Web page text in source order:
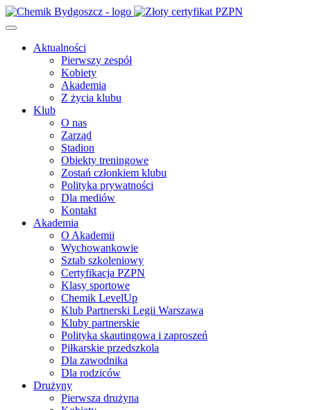
Aktualności
Pierwszy zespół
Kobiety
Akademia
Z życia klubu
Klub
O nas
Zarząd
Stadion
Obiekty treningowe
Zostań członkiem klubu
Polityka prywatności
Dla mediów
Kontakt
Akademia
O Akademii
Wychowankowie
Sztab szkoleniowy
Certyfikacja PZPN
Klasy sportowe
Chemik LevelUp
Klub Partnerski Legii Warszawa
Kluby partnerskie
Polityka skautingowa i zaproszeń
Piłkarskie przedszkola
Dla zawodnika
Dla rodziców
Drużyny
Pierwsza drużyna